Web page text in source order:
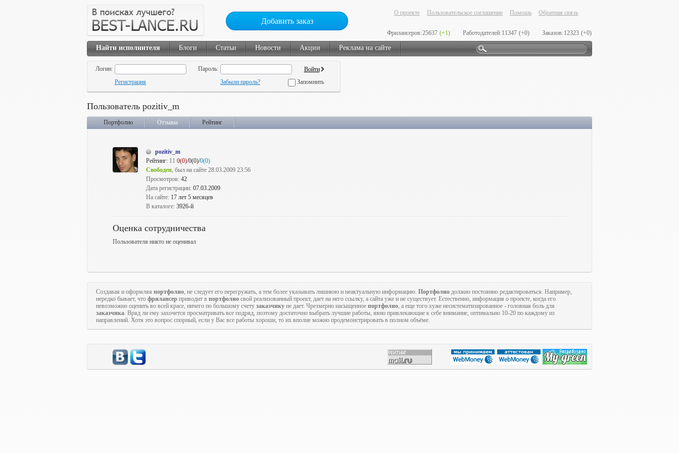
Добавить заказ
О проекте Пользовательское соглашение Помощь Обратная связь
Фрилансеров:25637 (+1) Работодателей:11347 (+0) Заказов:12323 (+0)
Найти исполнителя Блоги Статьи Новости Акции Реклама на сайте
Логин:
Пароль:
Регистрация
Забыли пароль? Запомнить
Пользователь pozitiv_m
Портфолио Отзывы Рейтинг
pozitiv_m
Рейтинг: 11 0(0)/0(0)/0(0)
Свободен, был на сайте 28.03.2009 23:56
Просмотров: 42
Дата регистрации: 07.03.2009
На сайте: 17 лет 5 месяцев
В каталоге: 3926-й
Оценка сотрудничества
Пользователя никто не оценивал
Создавая и оформляя портфолио, не следует его перегружать, а тем более указывать лишнюю и неактуальную информацию. Портфолио должно постоянно редактироваться. Например,
нередко бывает, что фрилансер приводит в портфолио свой реализованный проект, дает на него ссылку, а сайта уже и не существует. Естественно, информация о проекте, когда его
невозможно оценить во всей красе, ничего по большому счету заказчику не дает. Чрезмерно насыщенное портфолио, а еще того хуже несистематизированное - головная боль для
заказчика. Вряд ли ему захочется просматривать все подряд, поэтому достаточно выбрать лучшие работы, явно привлекающие к себе внимание, оптимально 10-20 по каждому из
направлений. Хотя это вопрос спорный, если у Вас все работы хороши, то их вполне можно продемонстрировать в полном объёме.